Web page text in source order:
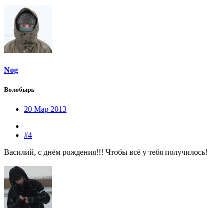
Nog
Волобырь
20 Мар 2013
#4
Василий, с днём рождения!!! Чтобы всё у тебя получилось!